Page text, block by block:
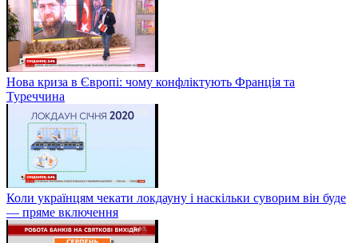
Нова криза в Європі: чому конфліктують Франція та
Туреччина
Коли українцям чекати локдауну і наскільки суворим він буде
— пряме включення